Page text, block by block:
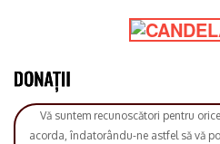
Vă suntem recunoscători pentru
acorda, îndatorându-ne astfel să vă